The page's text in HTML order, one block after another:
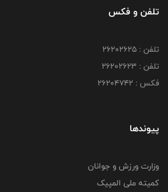
تلفن و فکس
تلفن : ۲۶۲۰۲۶۲۵
تلفن : ۲۶۲۰۲۶۲۳
فکس : ۲۶۲۰۴۷۴۲
پیوندها
وزارت ورزش و جوانان
کمیته ملی المپیک